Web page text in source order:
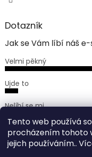
Tento web používá
procházením tohoto
jejich používáním..
Dotazník
Jak se Vám líbí náš
Velmi pěkný
Ujde to
Nelíbí se mi
Počet hlasů: 168